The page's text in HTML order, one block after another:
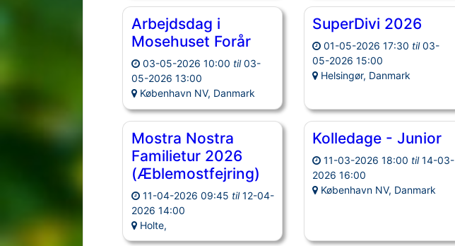
Arbejdsdag i
Mosehuset Forår
03-05-2026 10:00 til 03-
05-2026 13:00
København NV, Danmark
SuperDivi 2026
01-05-2026 17:30 til 03-
05-2026 15:00
Helsingør, Danmark
Mostra Nostra
Familietur 2026
(Æblemostfejring)
11-04-2026 09:45 til 12-04-
2026 14:00
Holte,
Kolledage - Junior
11-03-2026 18:00 til 14-03-
2026 16:00
København NV, Danmark